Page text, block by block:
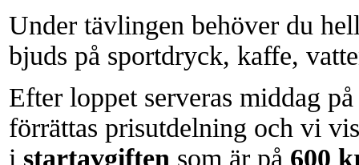
Under tävlingen behöver du
bjuds på sportdryck, kaffe,
Efter loppet serveras middag
förrättas prisutdelning och vi
i startavgiften som är på 600